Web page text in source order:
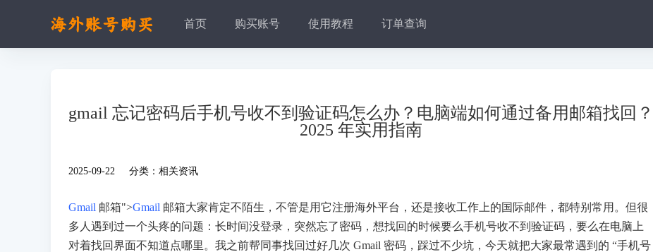
首页 购买账号 使用教程 订单查询
gmail 忘记密码后手机号收不到验证码怎么办？电脑端如何通过备用邮箱找回？
2025 年实用指南
2025-09-22 分类： 相关资讯
Gmail 邮箱">Gmail 邮箱大家肯定不陌生，不管是用它注册海外平台，还是接收工作上的国际邮件，都特别常用。但很
多人遇到过一个头疼的问题：长时间没登录，突然忘了密码，想找回的时候要么手机号收不到验证码，要么在电脑上
对着找回界面不知道点哪里。我之前帮同事找回过好几次 Gmail 密码，踩过不少坑，今天就把大家最常遇到的 “手机号